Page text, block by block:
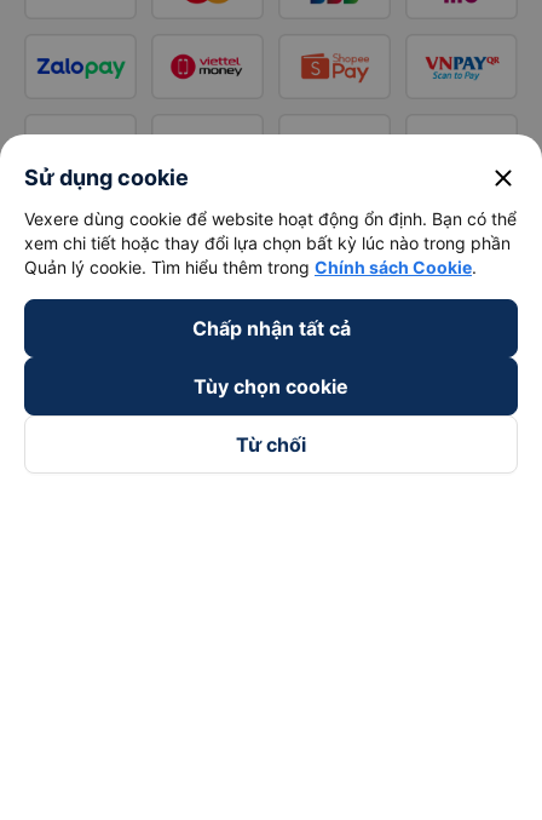
Sử dụng cookie close
Vexere dùng cookie để website hoạt động ổn định. Bạn có thể
xem chi tiết hoặc thay đổi lựa chọn bất kỳ lúc nào trong phần
Quản lý cookie. Tìm hiểu thêm trong Chính sách Cookie.
Chấp nhận tất cả
Tùy chọn cookie
Từ chối